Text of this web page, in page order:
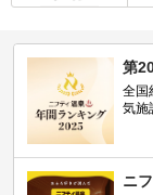
第
全国
気施
ニ